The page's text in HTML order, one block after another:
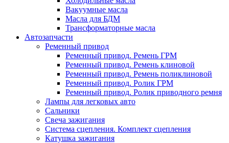
Вакуумные масла
Масла для БДМ
Трансформаторные масла
Автозапчасти
Ременный привод
Ременный привод. Ремень ГРМ
Ременный привод. Ремень клиновой
Ременный привод. Ремень поликлиновой
Ременный привод. Ролик ГРМ
Ременный привод. Ролик приводного ремня
Лампы для легковых авто
Сальники
Свеча зажигания
Система сцепления. Комплект сцепления
Катушка зажигания